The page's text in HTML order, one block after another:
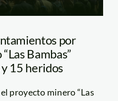
por
Bambas”
15 heridos
proyecto minero “Las